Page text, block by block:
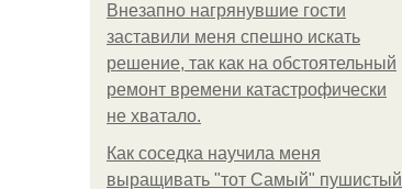
Внезапно нагрянувшие гости
заставили меня спешно искать
решение, так как на обстоятельный
ремонт времени катастрофически
не хватало.
Как соседка научила меня
выращивать "тот Самый" пушистый